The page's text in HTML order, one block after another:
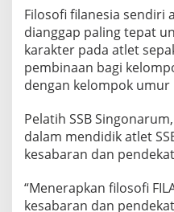
Filosofi filanesia sendiri
dianggap paling tepat
karakter pada atlet
pembinaan bagi
dengan kelompok umur
Pelatih SSB
dalam mendidik atlet
kesabaran dan
“Menerapkan filosofi
kesabaran dan